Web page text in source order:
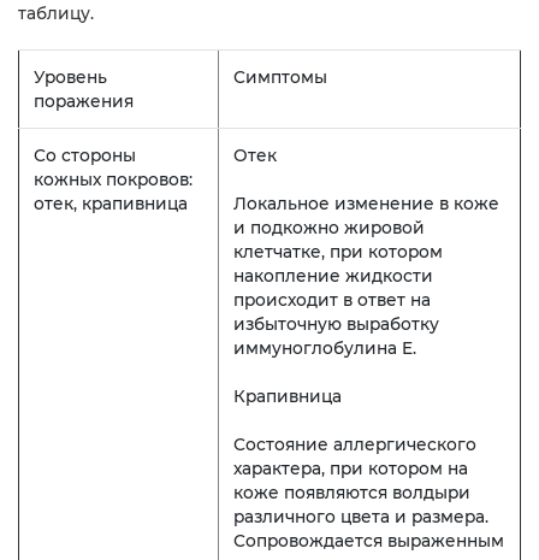
таблицу.
Уровень
поражения
Симптомы
Со стороны
кожных покровов:
отек, крапивница
Отек
Локальное изменение в коже
и подкожно жировой
клетчатке, при котором
накопление жидкости
происходит в ответ на
избыточную выработку
иммуноглобулина E.
Крапивница
Состояние аллергического
характера, при котором на
коже появляются волдыри
различного цвета и размера.
Сопровождается выраженным